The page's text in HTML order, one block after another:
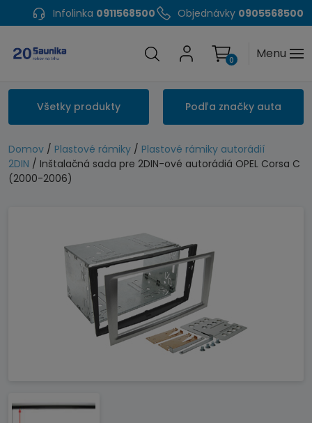
Infolinka 0911568500 Objednávky 0905568500
Menu
0
Všetky produkty Podľa značky auta
Domov / Plastové rámiky / Plastové rámiky autorádií
2DIN / Inštalačná sada pre 2DIN-ové autorádiá OPEL Corsa C
(2000-2006)